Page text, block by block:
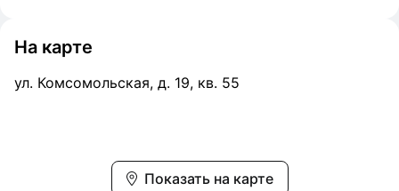
На карте
ул. Комсомольская, д. 19, кв. 55
Показать на карте